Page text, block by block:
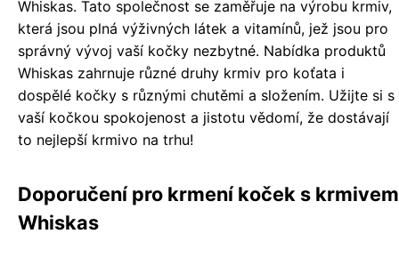
Whiskas. Tato společnost se zaměřuje na výrobu krmiv,
která jsou plná výživných látek a vitamínů, jež jsou pro
správný vývoj vaší kočky nezbytné. Nabídka produktů
Whiskas zahrnuje různé druhy krmiv pro koťata i
dospělé kočky s různými chutěmi a složením. Užijte si s
vaší kočkou spokojenost a jistotu vědomí, že dostávají
to nejlepší krmivo na trhu!
Doporučení pro krmení koček s krmivem
Whiskas